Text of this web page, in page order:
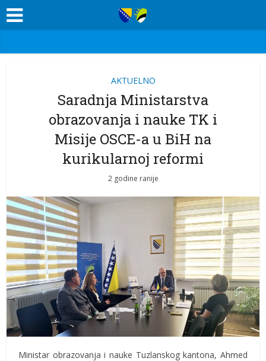
AKTUELNO
Saradnja Ministarstva
obrazovanja i nauke TK i
Misije OSCE-a u BiH na
kurikularnoj reformi
2 godine ranije
Ministar obrazovanja i nauke Tuzlanskog kantona, Ahmed